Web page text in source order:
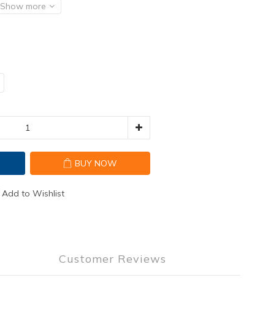
Show more
BUY NOW
Add to Wishlist
Customer Reviews